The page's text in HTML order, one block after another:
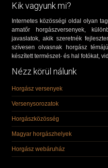
Kik vagyunk mi?
Internetes közösségi oldal olyan
amatőr horgászversenyek,
javaslatok, akik szeretnék
szívesen olvasnak horgász
készített természet- és hal fotókat,
Nézz körül nálunk
Horgász versenyek
Versenysorozatok
Horgászközösség
Magyar horgászhelyek
Horgász webáruház